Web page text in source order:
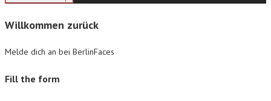
Willkommen zurück
Melde dich an bei BerlinFaces
Fill the form